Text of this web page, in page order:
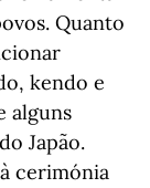
Quanto
kendo e
alguns
Japão.
cerimónia